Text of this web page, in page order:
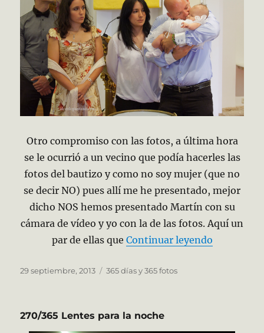
Otro compromiso con las fotos, a última hora
se le ocurrió a un vecino que podía hacerles las
fotos del bautizo y como no soy mujer (que no
se decir NO) pues allí me he presentado, mejor
dicho NOS hemos presentado Martín con su
cámara de vídeo y yo con la de las fotos. Aquí un
par de ellas que Continuar leyendo«271/365
Publicado
29 septiembre, 2013 Categorías
365 días y 365 fotos
270/365 Lentes para la noche